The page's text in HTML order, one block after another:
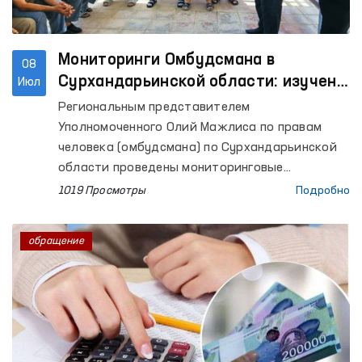
08
Июл
Мониторинги Омбудсмана в
Сурхандарьинской области: изучено
исполнение ранее данных
рекомендаций
Региональным представителем
Уполномоченного Олий Мажлиса по правам
человека (омбудсмана) по Сурхандарьинской
области проведены мониторинговые
посещения изоляторов временного
Джаркурганского района, Специального
приёмника для лиц, подвергнутых
административному аресту УВД
Сурхандарьинской области (Специальный
приёмник), Центра реабилитации для лиц без
определённого места жительства,
Сурхандарьинского филиала
1019 Просмотры Подробно
обращение